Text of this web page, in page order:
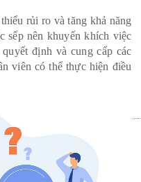
rủi ro và tăng khả năng
sếp nên khuyến khích việc
định và cung cấp các
viên có thể thực hiện điều